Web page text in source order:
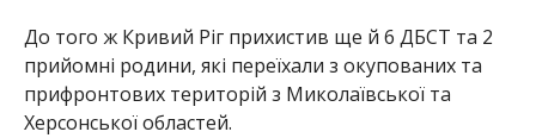
До того ж Кривий Ріг прихистив ще й 6 ДБСТ та 2
прийомні родини, які переїхали з окупованих та
прифронтових територій з Миколаївської та
Херсонської областей.